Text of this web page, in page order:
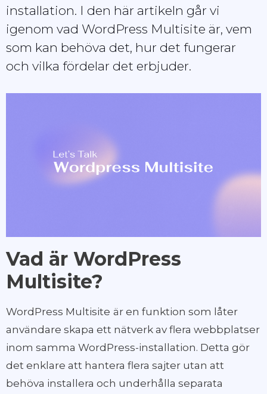
installation. I den här artikeln går vi
igenom vad WordPress Multisite är, vem
som kan behöva det, hur det fungerar
och vilka fördelar det erbjuder.
Vad är WordPress
Multisite?
WordPress Multisite är en funktion som låter
användare skapa ett nätverk av flera webbplatser
inom samma WordPress-installation. Detta gör
det enklare att hantera flera sajter utan att
behöva installera och underhålla separata